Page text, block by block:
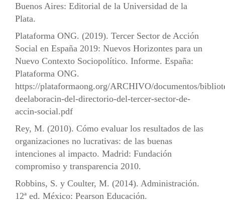
Buenos Aires: Editorial de la Universidad de la
Plata.
Plataforma ONG. (2019). Tercer Sector de Acción
Social en España 2019: Nuevos Horizontes para un
Nuevo Contexto Sociopolítico. Informe. España:
Plataforma ONG.
https://plataformaong.org/ARCHIVO/documentos/
deelaboracin-del-directorio-del-tercer-sector-de-
accin-social.pdf
Rey, M. (2010). Cómo evaluar los resultados de las
organizaciones no lucrativas: de las buenas
intenciones al impacto. Madrid: Fundación
compromiso y transparencia 2010.
Robbins, S. y Coulter, M. (2014). Administración.
12ª ed. México: Pearson Educación.